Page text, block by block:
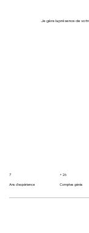
Je gère la présence de
7
Ans d'expérience
+26
Comptes gérés